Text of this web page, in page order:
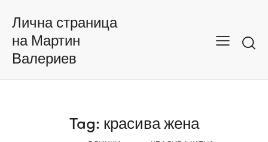
Лична страница
на Мартин
Валериев
Tag: красива жена